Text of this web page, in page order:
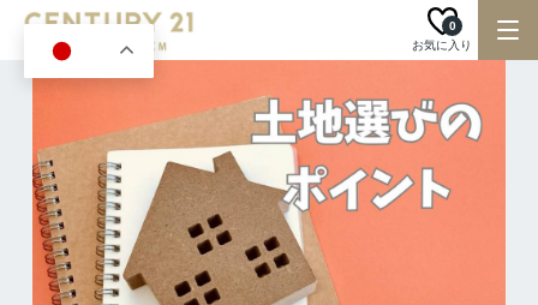
お気に入り
0